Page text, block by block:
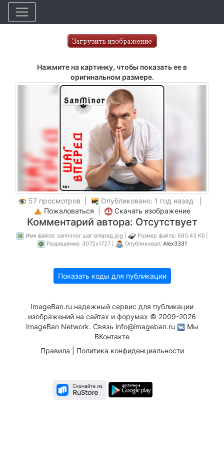
Нажмите на картинку, чтобы показать ее в
оригинальном размере.
57 просмотров |
Опубликовано: 1 год назад |
Пожаловаться
Скачать изображение
Комментарий автора: Отсутствует
Имя файла: sanminor шаг вперед.jpg |
Размер файла: 560.43 Кб |
Разрешение: 3072x1727 |
Опубликовал: Alex3331
Показать коды для публикации
ImageBan.ru надежный сервис для публикации
изображений на сайтах и форумах © 2009-2026
ImageBan Network. Связь info@imageban.ru
Мы
ВКонтакте
Правила
Политика конфиденциальности